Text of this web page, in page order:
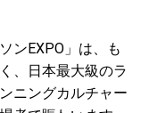
ンEXPO」は、も
、日本最大級のラ
ニングカルチャー